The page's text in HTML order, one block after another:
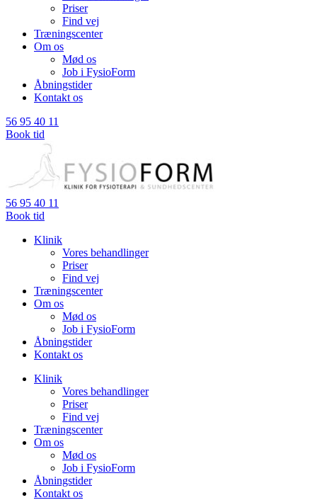
Priser
Find vej
Træningscenter
Om os
Mød os
Job i FysioForm
Åbningstider
Kontakt os
56 95 40 11
Book tid
56 95 40 11
Book tid
Klinik
Vores behandlinger
Priser
Find vej
Træningscenter
Om os
Mød os
Job i FysioForm
Åbningstider
Kontakt os
Klinik
Vores behandlinger
Priser
Find vej
Træningscenter
Om os
Mød os
Job i FysioForm
Åbningstider
Kontakt os